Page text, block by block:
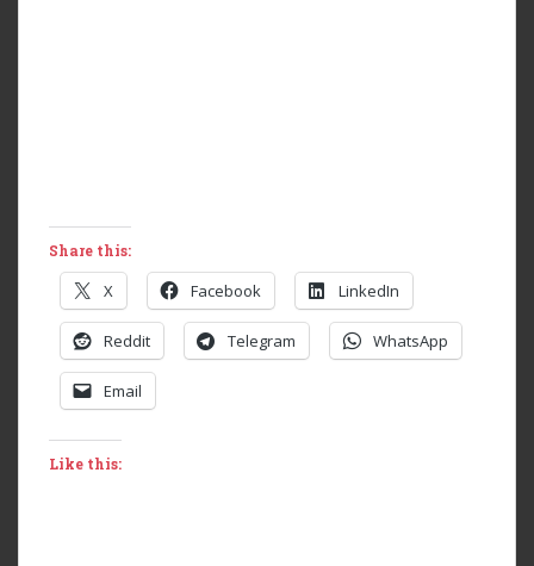
Share this:
X Facebook LinkedIn
Reddit Telegram WhatsApp
Email
Like this: